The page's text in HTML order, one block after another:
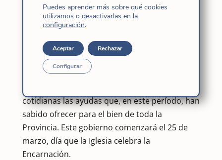
– María Leoly Maquiling Quitorio – Tercera
Consejera
En su carta circular 85 agradece a Catherine
Cheong, Nilda Paloma y Flor Florece su servicio
como Consejeras en el trienio anterior,
cotidianas las ayudas que, en este período, han
sabido ofrecer para el bien de toda la
Provincia. Este gobierno comenzará el 25 de
marzo, día que la Iglesia celebra la
Encarnación.
Puedes aprender más sobre qué cookies
utilizamos o desactivarlas en la
configuración.
Aceptar Rechazar
Configurar